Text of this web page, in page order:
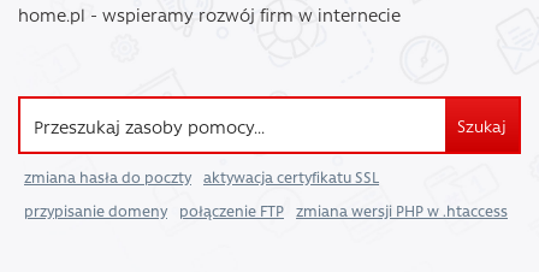
home.pl - wspieramy rozwój firm w internecie
Szukaj
zmiana hasła do poczty
aktywacja certyfikatu SSL
przypisanie domeny
połączenie FTP zmiana wersji PHP w .htaccess